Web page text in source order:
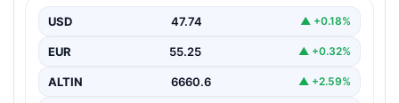
İnternet çağında bireylerin seviyeli bir biçimde iletişim
birçok…
USD 47.74 ▲ +0.18%
EUR 55.25 ▲ +0.32%
ALTIN 6660.6 ▲ +2.59%